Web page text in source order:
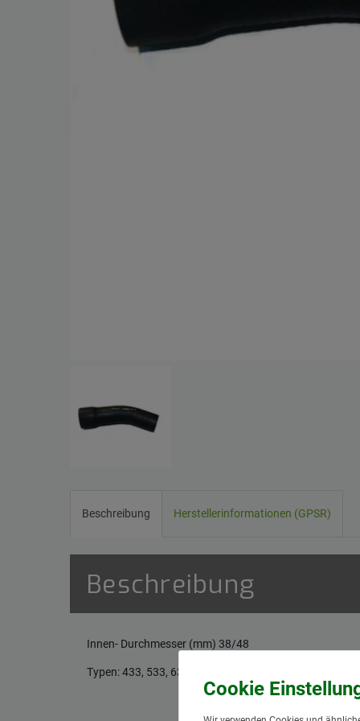
Beschreibung Herstellerinformationen (GPSR)
Beschreibung
Innen- Durchmesser (mm) 38/48
Typen: 433, 533, 633, 733, 833, 740, 840, 940, 844,